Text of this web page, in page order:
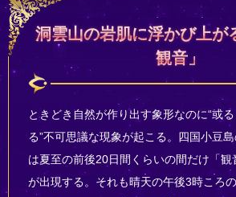
洞雲山の岩肌に浮かび上が
観音」
ときどき自然が作り出す象形なのに“或
る”不可思議な現象が起こる。四国小豆
は夏至の前後20日間くらいの間だけ「
が出現する。それも晴天の午後3時ころ